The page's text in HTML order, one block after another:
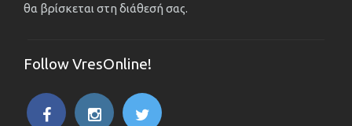
θα βρίσκεται στη διάθεσή σας.
Follow VresOnline!